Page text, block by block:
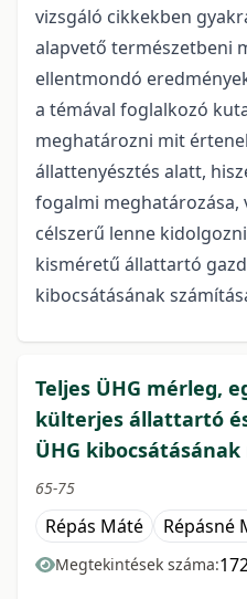
vizsgáló cikkekben
alapvető természetbeni
ellentmondó
a témával foglalkozó
meghatározni mit
állattenyésztés alatt,
fogalmi meghatározása,
célszerű lenne
kisméretű állattartó
kibocsátásának
Teljes ÜHG mérleg,
külterjes állattartó
ÜHG
65-75
Répás Máté Répásné
Megtekintések száma: